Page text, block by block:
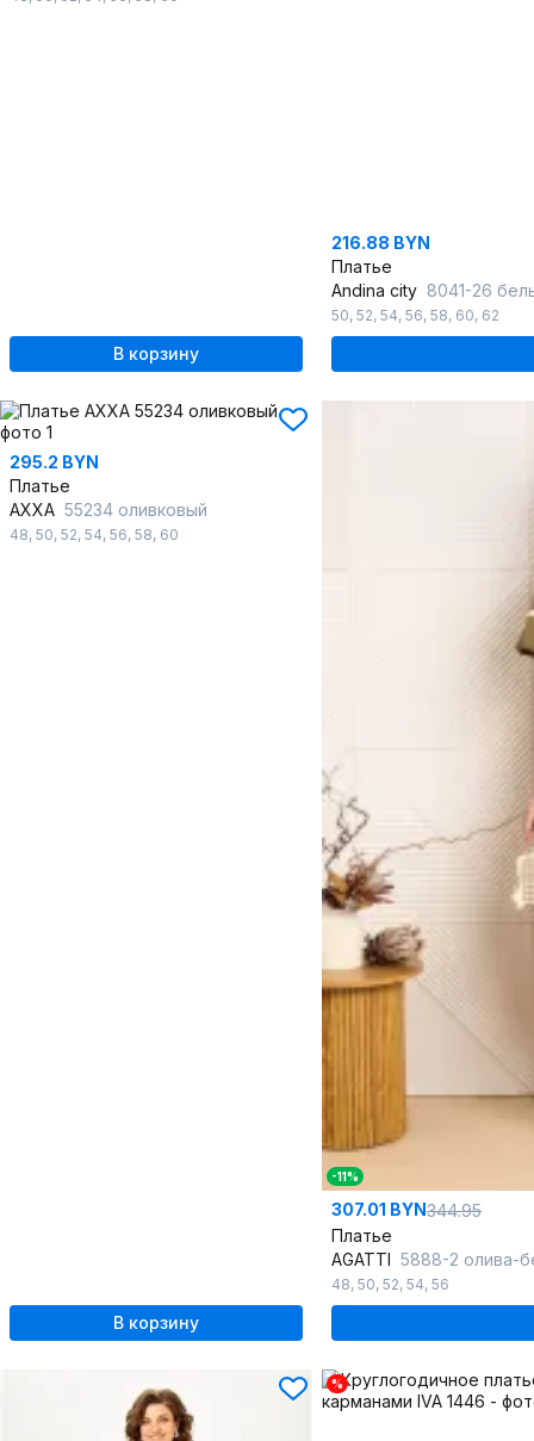
В корзину
216.88 BYN
Платье
Andina city 8041-26
50, 52, 54, 56, 58, 60, 62
295.2 BYN
Платье
AXXA 55234 оливковый
48, 50, 52, 54, 56, 58, 60
В корзину
-11%
307.01 BYN344.95
Платье
AGATTI 5888-2 олива-
48, 50, 52, 54, 56
%